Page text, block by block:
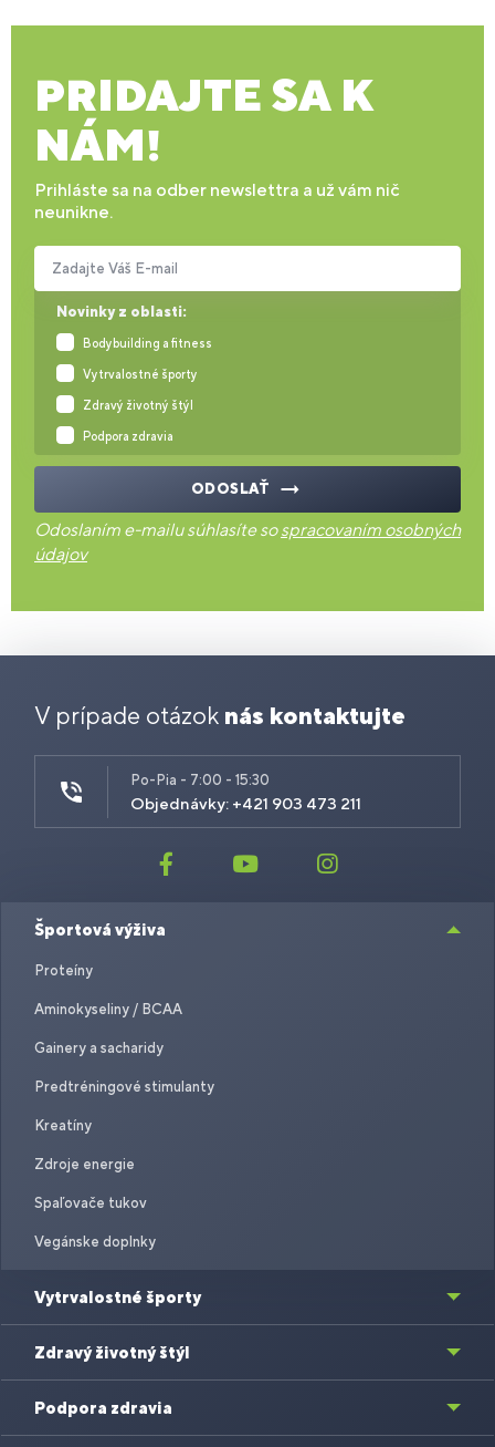
PRIDAJTE SA K
NÁM!
Prihláste sa na odber newslettra a už vám nič
neunikne.
Novinky z oblasti:
Bodybuilding a fitness
Vytrvalostné športy
Zdravý životný štýl
Podpora zdravia
Zadajte Váš E-mail
ODOSLAŤ
Odoslaním e-mailu súhlasíte sospracovaním osobných
údajov
V prípade otázok nás kontaktujte
Po-Pia - 7:00 - 15:30
Objednávky: +421 903 473 211
Športová výživa
Proteíny
Aminokyseliny / BCAA
Gainery a sacharidy
Predtréningové stimulanty
Kreatíny
Zdroje energie
Spaľovače tukov
Vegánske doplnky
Vytrvalostné športy
Zdravý životný štýl
Podpora zdravia